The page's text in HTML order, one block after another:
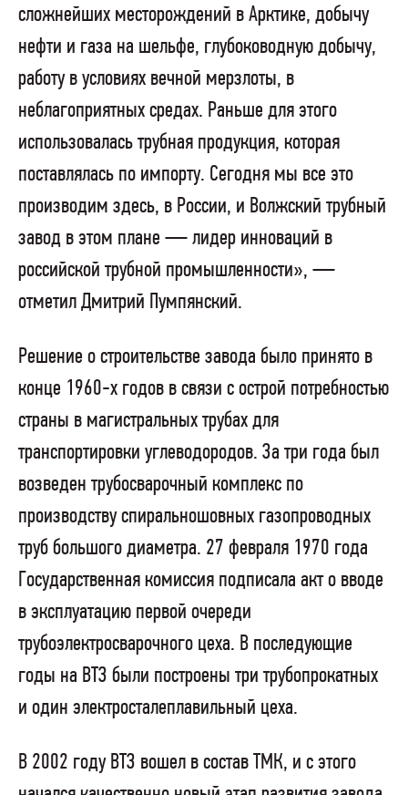
сложнейших месторождений в Арктике, добычу
нефти и газа на шельфе, глубоководную добычу,
работу в условиях вечной мерзлоты, в
неблагоприятных средах. Раньше для этого
использовалась трубная продукция, которая
поставлялась по импорту. Сегодня мы все это
производим здесь, в России, и Волжский трубный
завод в этом плане — лидер инноваций в
российской трубной промышленности», —
отметил Дмитрий Пумпянский.
Решение о строительстве завода было принято в
конце 1960-х годов в связи с острой потребностью
страны в магистральных трубах для
транспортировки углеводородов. За три года был
возведен трубосварочный комплекс по
производству спиральношовных газопроводных
труб большого диаметра. 27 февраля 1970 года
Государственная комиссия подписала акт о вводе
в эксплуатацию первой очереди
трубоэлектросварочного цеха. В последующие
годы на ВТЗ были построены три трубопрокатных
и один электросталеплавильный цеха.
В 2002 году ВТЗ вошел в состав ТМК, и с этого